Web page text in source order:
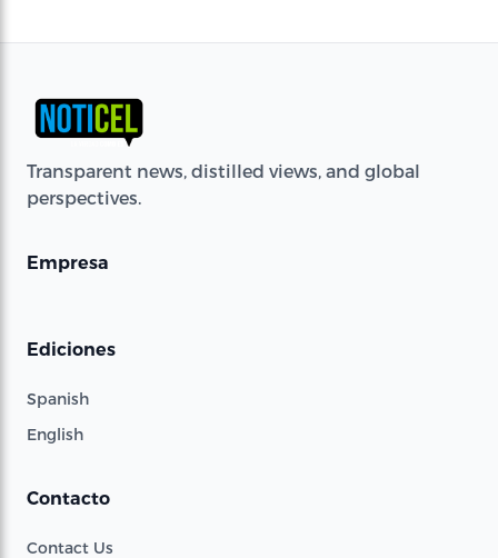
Transparent news, distilled views, and global
perspectives.
Empresa
Ediciones
Spanish
English
Contacto
Contact Us